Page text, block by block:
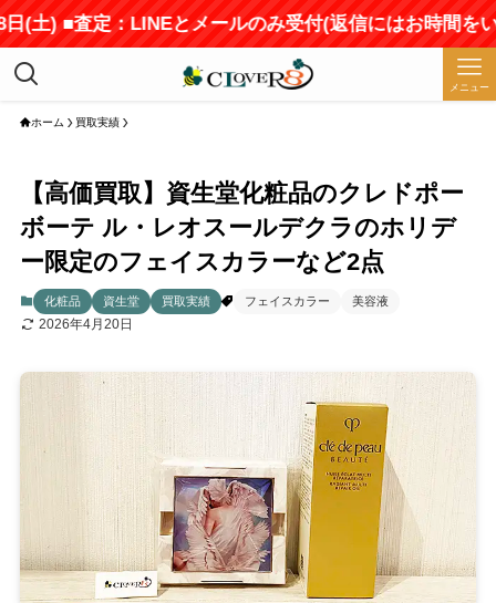
■査定：LINEとメールのみ受付(返信にはお時間をいただ
メニュー
ホーム 買取実績
【高価買取】資生堂化粧品のクレドポー
ボーテ ル・レオスールデクラのホリデ
ー限定のフェイスカラーなど2点
化粧品 資生堂 買取実績 フェイスカラー 美容液
2026年4月20日